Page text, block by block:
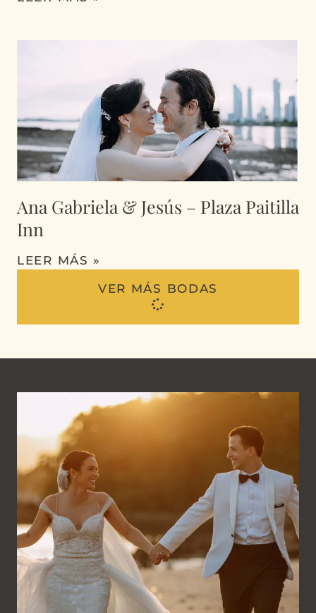
Ana Gabriela & Jesús – Plaza Paitilla
Inn
LEER MÁS »
VER MÁS BODAS